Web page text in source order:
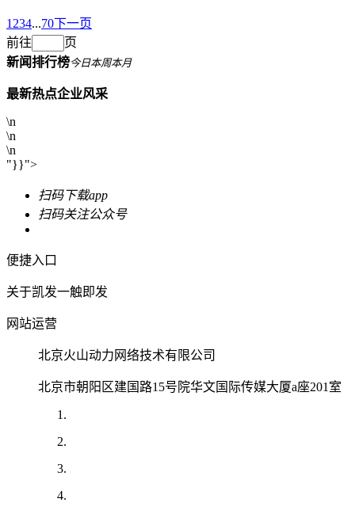
1 234...70下一页
前往
页
新闻排行榜今日本周本月
最新热点企业风采
\n
\n
\n
"}}">
扫码下载app
扫码关注公众号
便捷入口
关于凯发一触即发
网站运营
北京火山动力网络技术有限公司
北京市朝阳区建国路15号院华文国际传媒大厦a座201室